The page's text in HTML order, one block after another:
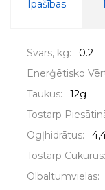
Īpašības
Svars, kg:
0.2
Enerģētisko
Taukus:
12g
Tostarp
Ogļhidrātus:
Tostarp Cukurus:
Olbaltumvielas: